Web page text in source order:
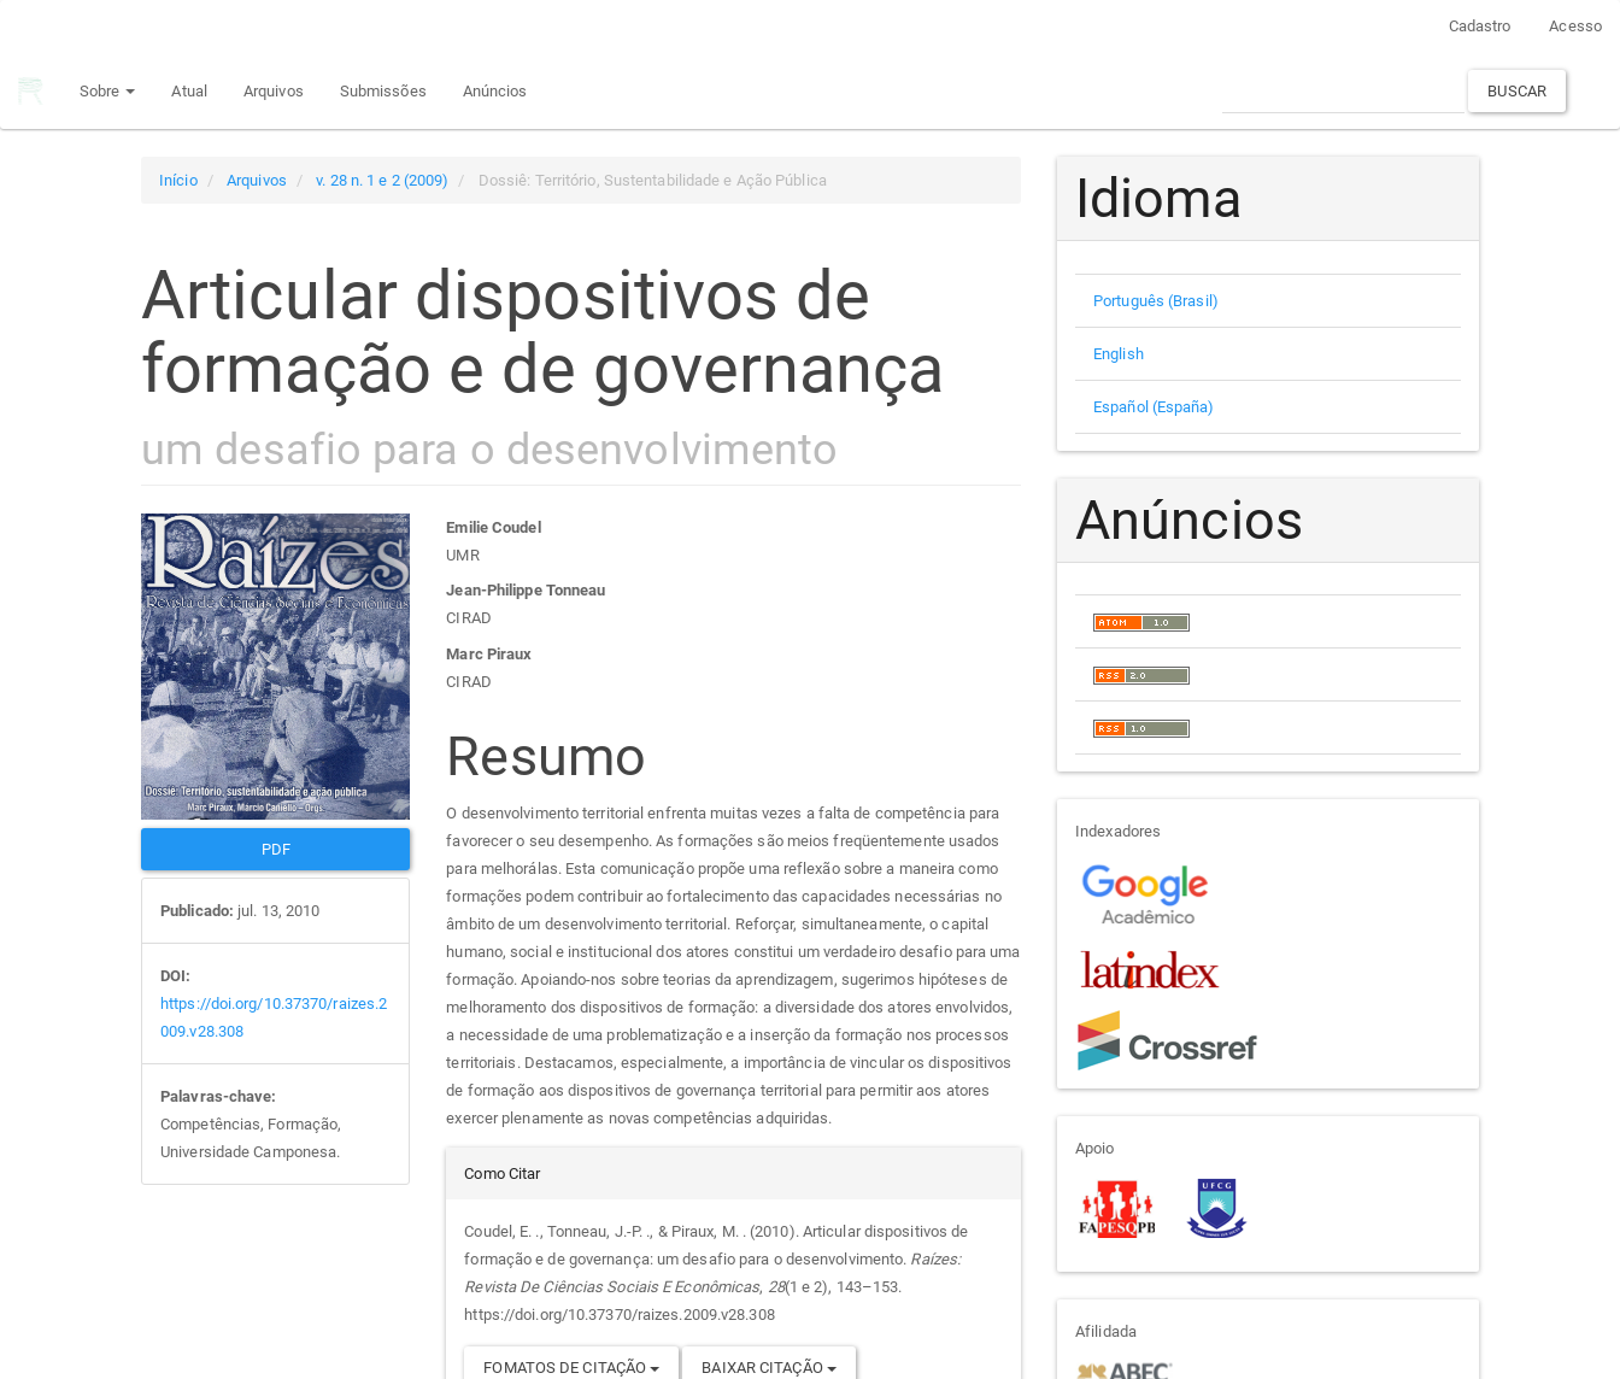
principal
Cadastro Acesso
Sobre Atual Arquivos Submissões Anúncios BUSCAR
Início Arquivos v. 28 n. 1 e 2 (2009) Dossiê: Território, Sustentabilidade e Ação Pública
Articular dispositivos de
formação e de governança
um desafio para o desenvolvimento
Barra
lateral
de
artigos
PDF
Publicado: jul. 13, 2010
DOI:
https://doi.org/10.37370/raizes.2
009.v28.308
Palavras-chave:
Competências, Formação,
Universidade Camponesa.
Conteúdo
do
artigo
principal
Emilie Coudel
UMR
Jean-Philippe Tonneau
CIRAD
Marc Piraux
CIRAD
Resumo
O desenvolvimento territorial enfrenta muitas vezes a falta de competência para
favorecer o seu desempenho. As formações são meios freqüentemente usados
para melhorálas. Esta comunicação propõe uma reflexão sobre a maneira como
formações podem contribuir ao fortalecimento das capacidades necessárias no
âmbito de um desenvolvimento territorial. Reforçar, simultaneamente, o capital
humano, social e institucional dos atores constitui um verdadeiro desafio para uma
formação. Apoiando-nos sobre teorias da aprendizagem, sugerimos hipóteses de
melhoramento dos dispositivos de formação: a diversidade dos atores envolvidos,
a necessidade de uma problematização e a inserção da formação nos processos
territoriais. Destacamos, especialmente, a importância de vincular os dispositivos
de formação aos dispositivos de governança territorial para permitir aos atores
exercer plenamente as novas competências adquiridas.
Detalhes
do
artigo
Como Citar
Coudel, E. ., Tonneau, J.-P. ., & Piraux, M. . (2010). Articular dispositivos de
formação e de governança: um desafio para o desenvolvimento. Raízes:
Revista De Ciências Sociais E Econômicas, 28(1 e 2), 143–153.
https://doi.org/10.37370/raizes.2009.v28.308
FOMATOS DE CITAÇÃO BAIXAR CITAÇÃO
Idioma
Português (Brasil)
English
Español (España)
Anúncios
indexadores
Indexadores
apoio
Apoio
afiliada
Afilidada